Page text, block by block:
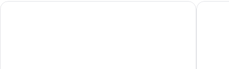
Mercure Lourdes Imperial